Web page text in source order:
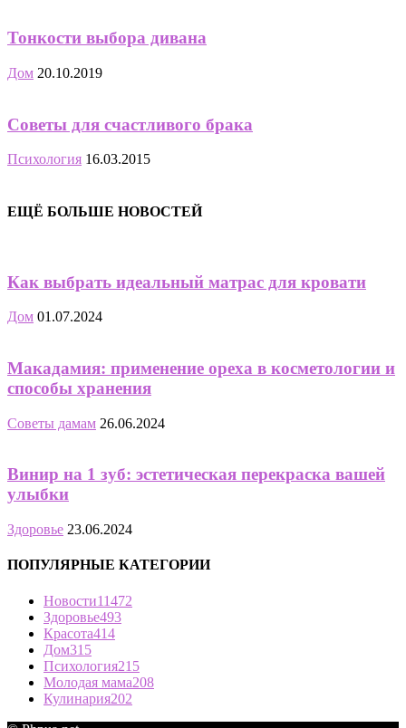
Тонкости выбора дивана
Дом 20.10.2019
Советы для счастливого брака
Психология 16.03.2015
ЕЩЁ БОЛЬШЕ НОВОСТЕЙ
Как выбрать идеальный матрас для кровати
Дом 01.07.2024
Макадамия: применение ореха в косметологии и
способы хранения
Советы дамам 26.06.2024
Винир на 1 зуб: эстетическая перекраска вашей
улыбки
Здоровье 23.06.2024
ПОПУЛЯРНЫЕ КАТЕГОРИИ
Новости11472
Здоровье493
Красота414
Дом315
Психология215
Молодая мама208
Кулинария202